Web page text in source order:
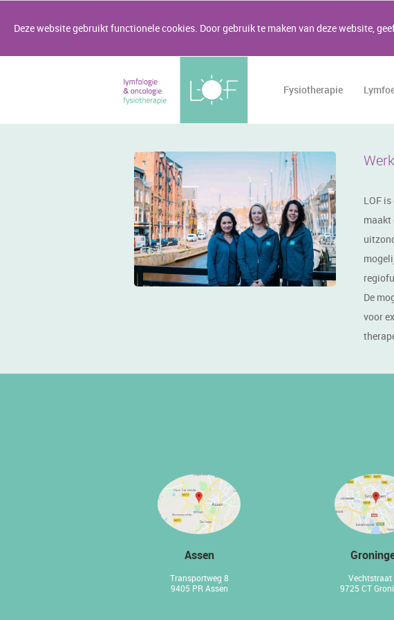
Deze website gebruikt functionele cookies. Door gebruik te maken van deze website,
Fysiotherapie
LOF
maakt
De
voor
Assen
Transportweg 8
9405 PR Assen
Vechtstraat
9725 CT